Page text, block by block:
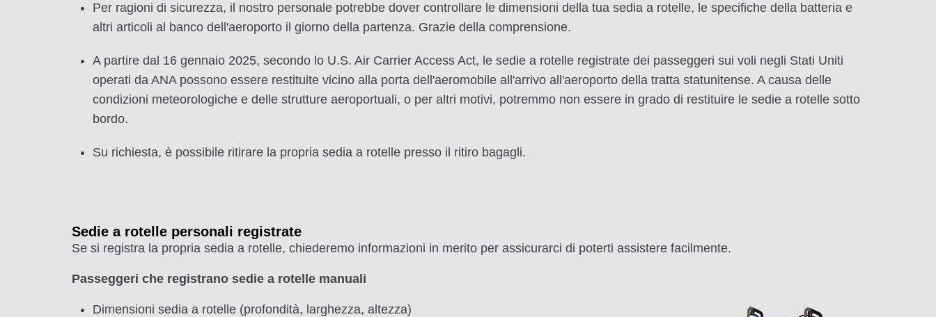
Per ragioni di sicurezza, il nostro personale potrebbe dover controllare le dimensioni della tua sedia a rotelle, le specifiche della batteria e
altri articoli al banco dell'aeroporto il giorno della partenza. Grazie della comprensione.
A partire dal 16 gennaio 2025, secondo lo U.S. Air Carrier Access Act, le sedie a rotelle registrate dei passeggeri sui voli negli Stati Uniti
operati da ANA possono essere restituite vicino alla porta dell'aeromobile all'arrivo all'aeroporto della tratta statunitense. A causa delle
condizioni meteorologiche e delle strutture aeroportuali, o per altri motivi, potremmo non essere in grado di restituire le sedie a rotelle sotto
bordo.
Su richiesta, è possibile ritirare la propria sedia a rotelle presso il ritiro bagagli.
Sedie a rotelle personali registrate
Se si registra la propria sedia a rotelle, chiederemo informazioni in merito per assicurarci di poterti assistere facilmente.
Passeggeri che registrano sedie a rotelle manuali
Dimensioni sedia a rotelle (profondità, larghezza, altezza)